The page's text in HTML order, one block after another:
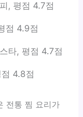
, 평점 4.7점
점 4.9점
타, 평점 4.7점
4.8점
전통 찜 요리가